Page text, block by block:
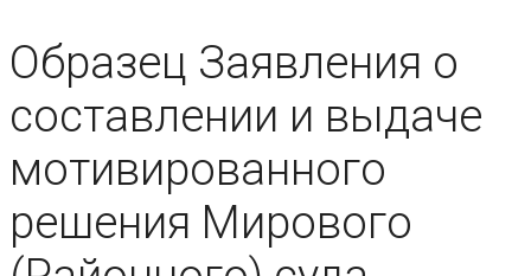
Образец Заявления о
составлении и выдаче
мотивированного
решения Мирового